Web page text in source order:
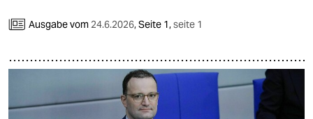
Ausgabe vom 24.6.2026,Seite 1,seite 1